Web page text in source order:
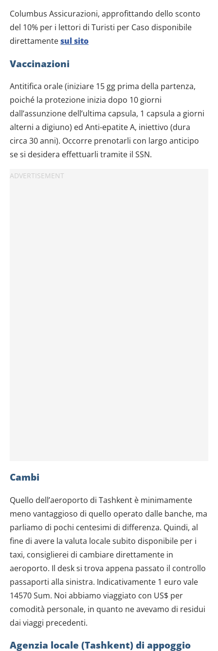
Columbus Assicurazioni, approfittando dello sconto
del 10% per i lettori di Turisti per Caso disponibile
direttamentesul sito
Vaccinazioni
Antitifica orale (iniziare 15 gg prima della partenza,
poiché la protezione inizia dopo 10 giorni
dall’assunzione dell’ultima capsula, 1 capsula a giorni
alterni a digiuno) ed Anti-epatite A, iniettivo (dura
circa 30 anni). Occorre prenotarli con largo anticipo
se si desidera effettuarli tramite il SSN.
Cambi
Quello dell’aeroporto di Tashkent è minimamente
meno vantaggioso di quello operato dalle banche, ma
parliamo di pochi centesimi di differenza. Quindi, al
fine di avere la valuta locale subito disponibile per i
taxi, consiglierei di cambiare direttamente in
aeroporto. Il desk si trova appena passato il controllo
passaporti alla sinistra. Indicativamente 1 euro vale
14570 Sum. Noi abbiamo viaggiato con US$ per
comodità personale, in quanto ne avevamo di residui
dai viaggi precedenti.
Agenzia locale (Tashkent) di appoggio